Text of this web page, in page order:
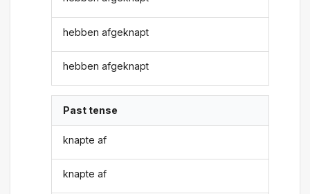
hebben afgeknapt
hebben afgeknapt
Past tense
knapte af
knapte af